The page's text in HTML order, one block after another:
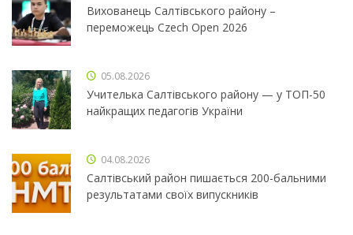
Вихованець Салтівського району –
переможець Czech Open 2026
05.08.2026
Учителька Салтівського району — у ТОП-50
найкращих педагогів України
04.08.2026
Салтівський район пишається 200-бальними
результатами своїх випускників